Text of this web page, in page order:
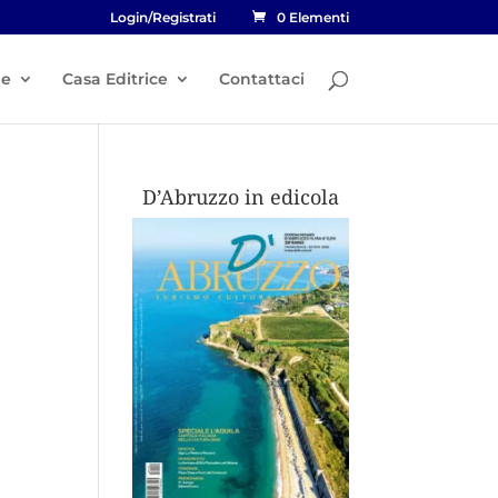
Login/Registrati 0 Elementi
Casa Editrice Contattaci
D’Abruzzo in edicola